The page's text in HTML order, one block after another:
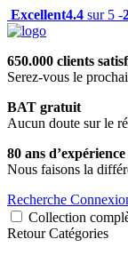
Excellent4.4 sur 5 -
650.000 clients
Serez-vous le
BAT gratuit
Aucun doute sur le
80 ans d’expérience
Nous faisons la
Recherche
Collection
Retour Catégories